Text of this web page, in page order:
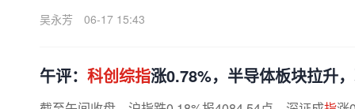
吴永芳
06-17 15:43
午评： 科创综指涨0.78%，半导体板块拉升